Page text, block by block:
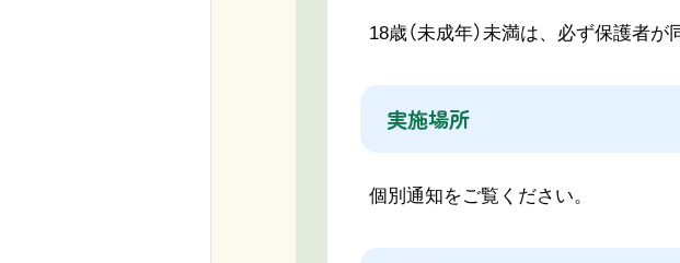
18歳（未成年）未満は、必ず保護者が
実施場所
個別通知をご覧ください。